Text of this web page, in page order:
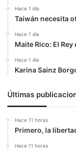
Hace 1 día
Taiwán necesita
Hace 1 día
Maite Rico: El
Hace 1 día
Karina Sainz
Últimas
Hace 11 horas
Primero, la
Hace 11 horas